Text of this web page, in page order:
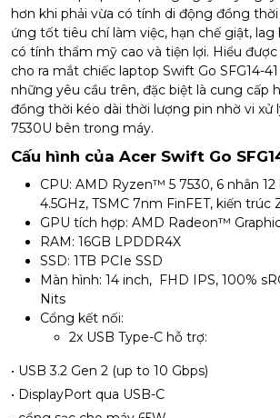
hơn khi phải vừa có tính di động đồng
ứng tốt tiêu chí làm việc, hạn chế giật, lag
có tính thẩm mỹ cao và tiện lợi. Hiểu được
cho ra mắt chiếc laptop Swift Go SFG14-
những yêu cầu trên, đặc biệt là cung cấp
đồng thời kéo dài thời lượng pin nhờ vi xử
7530U bên trong máy.
Cấu hình của Acer Swift Go
CPU: AMD Ryzen™ 5 7530, 6 nhân
4.5GHz, TSMC 7nm FinFET, kiến trúc
GPU tích hợp: AMD Radeon™
RAM: 16GB LPDDR4X
SSD: 1TB PCIe SSD
Màn hình: 14 inch, FHD IPS, 100%
Nits
Cổng kết nối:
2x USB Type-C hỗ trợ:
• USB 3.2 Gen 2 (up to 10 Gbps)
• DisplayPort qua USB-C